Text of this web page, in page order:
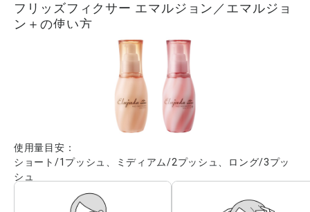
フリッズフィクサー エマルジョン／エマルジョ
ン＋の使い方
使用量目安：
ショート/1プッシュ、ミディアム/2プッシュ、ロング/3プッ
シュ